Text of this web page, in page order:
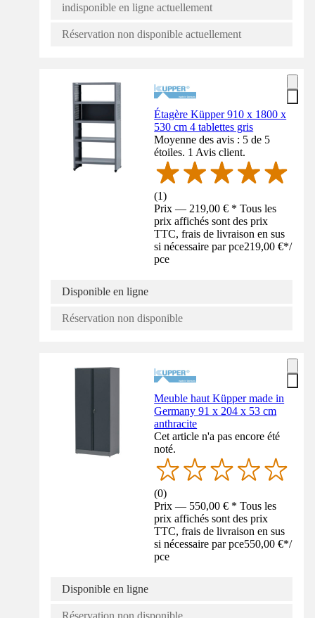
indisponible en ligne actuellement
Réservation non disponible actuellement
Étagère Küpper 910 x 1800 x
530 cm 4 tablettes gris
Moyenne des avis : 5 de 5
étoiles. 1 Avis client.
(1)
Prix — 219,00 € * Tous les
prix affichés sont des prix
TTC, frais de livraison en sus
si nécessaire par pce219,00 €*/
pce
Disponible en ligne
Réservation non disponible
Meuble haut Küpper made in
Germany 91 x 204 x 53 cm
anthracite
Cet article n'a pas encore été
noté.
(0)
Prix — 550,00 € * Tous les
prix affichés sont des prix
TTC, frais de livraison en sus
si nécessaire par pce550,00 €*/
pce
Disponible en ligne